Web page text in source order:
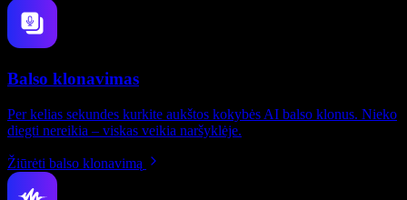
Balso klonavimas
Per kelias sekundes kurkite aukštos kokybės AI balso klonus. Nieko
diegti nereikia – viskas veikia naršyklėje.
Žiūrėti balso klonavimą